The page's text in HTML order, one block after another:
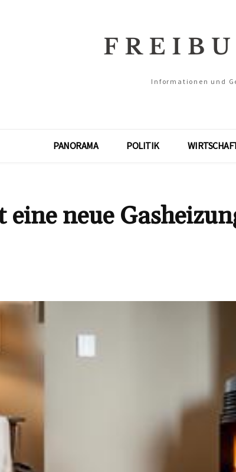
Informationen und
PANORAMA POLITIK
eine neue